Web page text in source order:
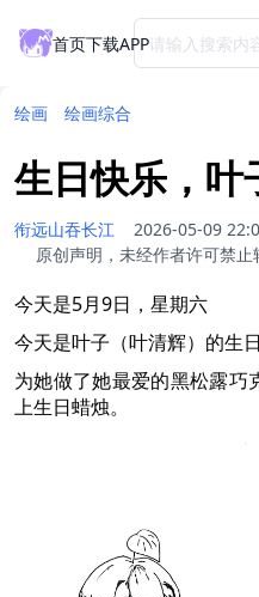
首页下载APP请输入搜索内
绘画 绘画综合
生日快乐，叶
衔远山吞长江 2026-05-09
原创声明，未经作者许可禁止
今天是5月9日，星期六
今天是叶子（叶清辉）的生日
为她做了她最爱的黑松露巧
上生日蜡烛。